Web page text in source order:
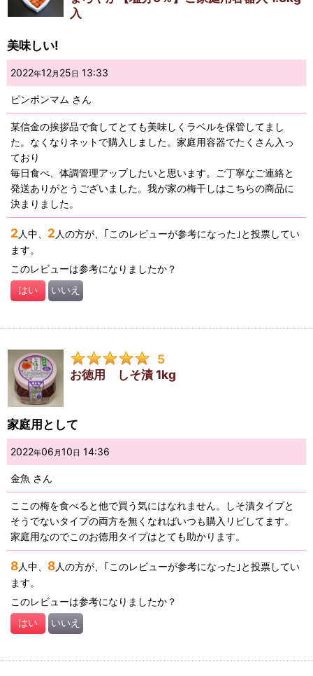
入
美味しい!
2022年12月 25日 13:33
ピンポンマム さん
某信金の挨拶品で食してとても美味しくラベルを保管してまし
た。なくなりネットで購入しました。家庭用容器でたくさん入っ
ており
毎日食べ、体調管理アップしたいと思います。ご丁寧なご連絡と
発送ありがとうございました。我が家の梅干しはこちらの商品に
決まりました。
2 人中、 2 人の方が、｢このレビューが参考になった｣と投票してい
ます。
このレビューは参考になりましたか？
はい いいえ
5
お徳用 しそ漬 1kg
家庭用として
2022年06 月10日 14:36
金魚 さん
ここの梅を食べると他で買う気にはなれません。しそ漬タイプと
そうでないタイプの両方を無くなればいつも購入リピしてます。
家庭用なのでこのお徳用タイプはとても助かります。
8人中、 8人の方が、｢このレビューが参考になった｣と投票してい
ます。
このレビューは参考になりましたか？
はい いいえ